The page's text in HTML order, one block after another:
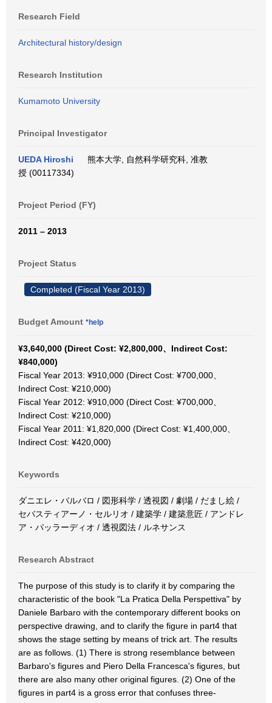
Research Field
Architectural history/design
Research Institution
Kumamoto University
Principal Investigator
UEDA Hiroshi
熊本大学, 自然科学研究科, 准教
授 (00117334)
Project Period (FY)
2011 – 2013
Project Status
Completed (Fiscal Year 2013)
Budget Amount *help
¥3,640,000 (Direct Cost: ¥2,800,000、Indirect Cost:
¥840,000)
Fiscal Year 2013: ¥910,000 (Direct Cost: ¥700,000、
Indirect Cost: ¥210,000)
Fiscal Year 2012: ¥910,000 (Direct Cost: ¥700,000、
Indirect Cost: ¥210,000)
Fiscal Year 2011: ¥1,820,000 (Direct Cost: ¥1,400,000、
Indirect Cost: ¥420,000)
Keywords
ダニエレ・バルバロ / 図形科学 / 透視図 / 劇場 / だまし絵 /
セバスティアーノ・セルリオ / 建築学 / 建築意匠 / アンドレ
ア・パッラーディオ / 透視図法 / ルネサンス
Research Abstract
The purpose of this study is to clarify it by comparing the
characteristic of the book "La Pratica Della Perspettiva" by
Daniele Barbaro with the contemporary different books on
perspective drawing, and to clarify the figure in part4 that
shows the stage setting by means of trick art. The results
are as follows. (1) There is strong resemblance between
Barbaro's figures and Piero Della Francesca's figures, but
there are also many other original figures. (2) One of the
figures in part4 is a gross error that confuses three-